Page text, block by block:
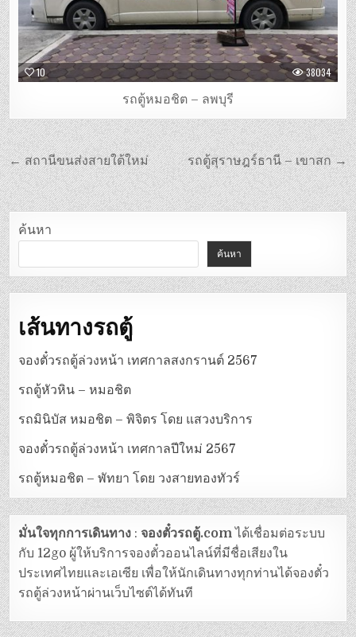
10 38034
รถตู้หมอชิต – ลพบุรี
แนะแนว
เรื่อง
รถตู้สุราษฎร์ธานี – เขาสก →
← สถานีขนส่งสายใต้ใหม่
ค้นหา
ค้นหา
เส้นทางรถตู้
จองตั๋วรถตู้ล่วงหน้า เทศกาลสงกรานต์ 2567
รถตู้หัวหิน – หมอชิต
รถมินิบัส หมอชิต – พิจิตร โดย แสวงบริการ
จองตั๋วรถตู้ล่วงหน้า เทศกาลปีใหม่ 2567
รถตู้หมอชิต – พัทยา โดย วงสายทองทัวร์
มั่นใจทุกการเดินทาง :จองตั๋วรถตู้.comได้เชื่อมต่อระบบ
กับ 12go ผู้ให้บริการจองตั๋วออนไลน์ที่มีชื่อเสียงใน
ประเทศไทยและเอเซีย เพื่อให้นักเดินทางทุกท่านได้จองตั๋ว
รถตู้ล่วงหน้าผ่านเว็บไซต์ได้ทันที